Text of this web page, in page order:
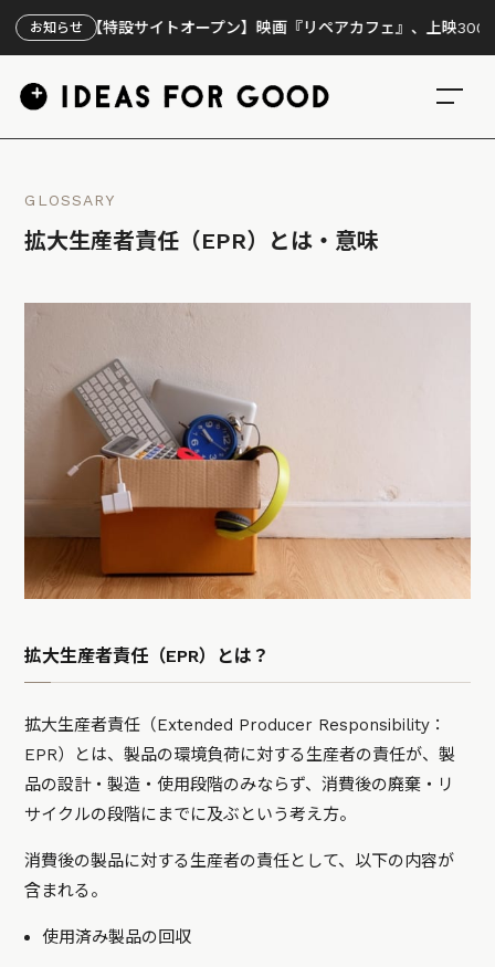
お知らせ
【特設サイトオープン】映画『リペアカフェ』、上映300回の先
GLOSSARY
拡大生産者責任（EPR）とは・意味
拡大生産者責任（EPR）とは？
拡大生産者責任（Extended Producer Responsibility：
EPR）とは、製品の環境負荷に対する生産者の責任が、製
品の設計・製造・使用段階のみならず、消費後の廃棄・リ
サイクルの段階にまでに及ぶという考え方。
消費後の製品に対する生産者の責任として、以下の内容が
含まれる。
使用済み製品の回収